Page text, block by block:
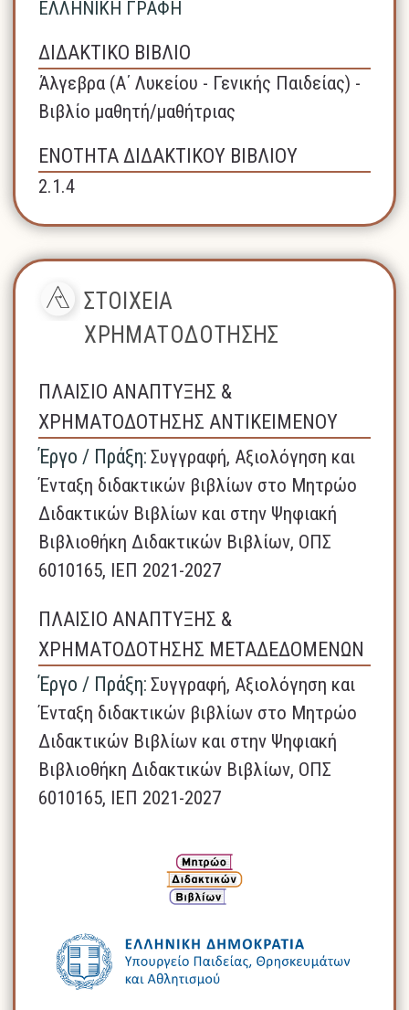
ΕΛΛΗΝΙΚΗ ΓΡΑΦΗ
ΔΙΔΑΚΤΙΚΟ ΒΙΒΛΙΟ
Άλγεβρα (A΄ Λυκείου - Γενικής Παιδείας) -
Βιβλίο μαθητή/μαθήτριας
ΕΝΟΤΗΤΑ ΔΙΔΑΚΤΙΚΟΥ ΒΙΒΛΙΟΥ
2.1.4
ΣΤΟΙΧΕΙΑ
ΧΡΗΜΑΤΟΔΟΤΗΣΗΣ
ΠΛΑΙΣΙΟ ΑΝΑΠΤΥΞΗΣ &
ΧΡΗΜΑΤΟΔΟΤΗΣΗΣ ΑΝΤΙΚΕΙΜΕΝΟΥ
Έργο / Πράξη: Συγγραφή, Αξιολόγηση και
Ένταξη διδακτικών βιβλίων στο Μητρώο
Διδακτικών Βιβλίων και στην Ψηφιακή
Βιβλιοθήκη Διδακτικών Βιβλίων, ΟΠΣ
6010165, ΙΕΠ 2021-2027
ΠΛΑΙΣΙΟ ΑΝΑΠΤΥΞΗΣ &
ΧΡΗΜΑΤΟΔΟΤΗΣΗΣ ΜΕΤΑΔΕΔΟΜΕΝΩΝ
Έργο / Πράξη: Συγγραφή, Αξιολόγηση και
Ένταξη διδακτικών βιβλίων στο Μητρώο
Διδακτικών Βιβλίων και στην Ψηφιακή
Βιβλιοθήκη Διδακτικών Βιβλίων, ΟΠΣ
6010165, ΙΕΠ 2021-2027